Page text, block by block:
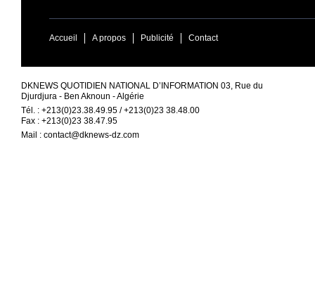
Accueil A propos Publicité Contact
DKNEWS QUOTIDIEN NATIONAL D’INFORMATION 03, Rue du
Djurdjura - Ben Aknoun - Algérie
Tél. : +213(0)23.38.49.95 / +213(0)23 38.48.00
Fax : +213(0)23 38.47.95
Mail : contact@dknews-dz.com